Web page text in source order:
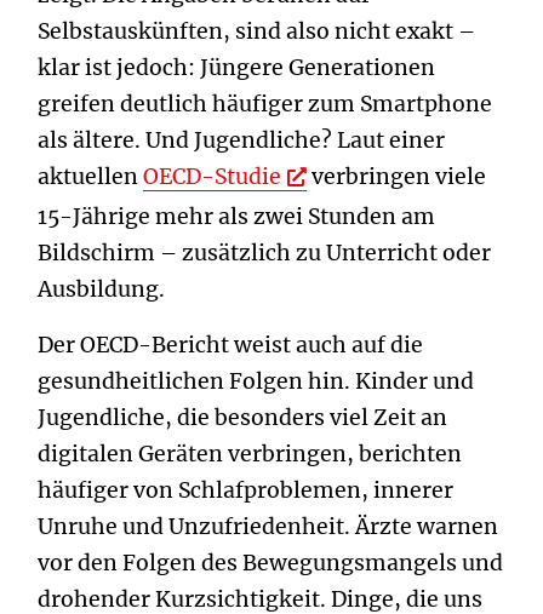
Selbstauskünften, sind also nicht exakt –
klar ist jedoch: Jüngere Generationen
greifen deutlich häufiger zum Smartphone
als ältere. Und Jugendliche? Laut einer
aktuellenOECD-Studie
verbringen viele
15-Jährige mehr als zwei Stunden am
Bildschirm – zusätzlich zu Unterricht oder
Ausbildung.
Der OECD-Bericht weist auch auf die
gesundheitlichen Folgen hin. Kinder und
Jugendliche, die besonders viel Zeit an
digitalen Geräten verbringen, berichten
häufiger von Schlafproblemen, innerer
Unruhe und Unzufriedenheit. Ärzte warnen
vor den Folgen des Bewegungsmangels und
drohender Kurzsichtigkeit. Dinge, die uns